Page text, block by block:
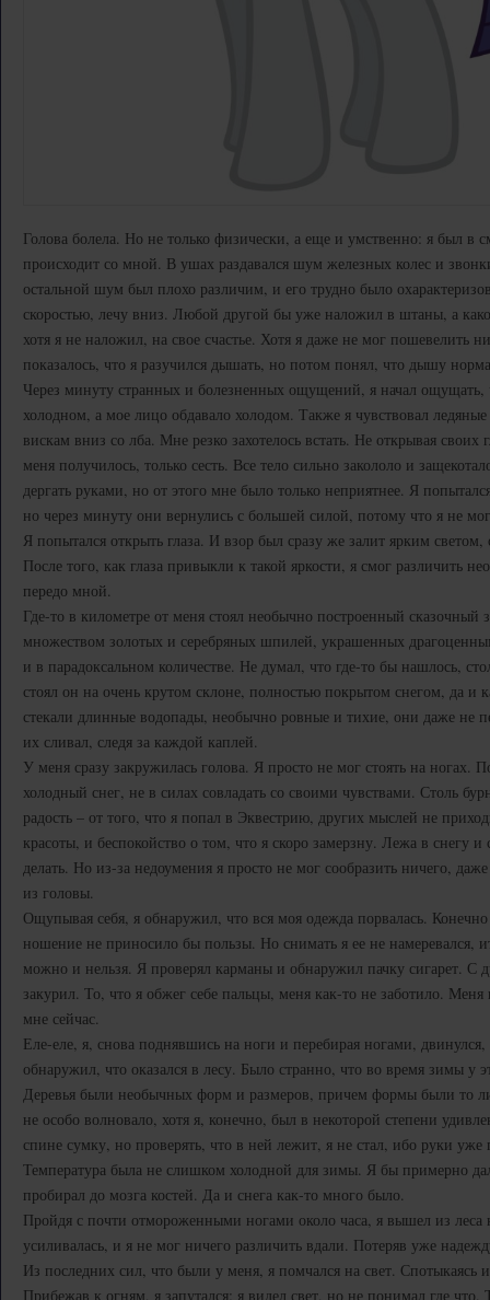
Голова болела. Но не только физически, а еще и умственно: я был в
происходит со мной. В ушах раздавался шум железных колес и
остальной шум был плохо различим, и его трудно было
скоростью, лечу вниз. Любой другой бы уже наложил в штаны, а
хотя я не наложил, на свое счастье. Хотя я даже не мог пошевелить
показалось, что я разучился дышать, но потом понял, что дышу
Через минуту странных и болезненных ощущений, я начал
холодном, а мое лицо обдавало холодом. Также я чувствовал
вискам вниз со лба. Мне резко захотелось встать. Не открывая своих
меня получилось, только сесть. Все тело сильно закололо и
дергать руками, но от этого мне было только неприятнее. Я
но через минуту они вернулись с большей силой, потому что я не
Я попытался открыть глаза. И взор был сразу же залит ярким
После того, как глаза привыкли к такой яркости, я смог различить
передо мной.
Где-то в километре от меня стоял необычно построенный сказочный
множеством золотых и серебряных шпилей, украшенных
и в парадоксальном количестве. Не думал, что где-то бы нашлось,
стоял он на очень крутом склоне, полностью покрытом снегом, да и
стекали длинные водопады, необычно ровные и тихие, они даже не
их сливал, следя за каждой каплей.
У меня сразу закружилась голова. Я просто не мог стоять на ногах.
холодный снег, не в силах совладать со своими чувствами. Столь
радость – от того, что я попал в Эквестрию, других мыслей не
красоты, и беспокойство о том, что я скоро замерзну. Лежа в снегу
делать. Но из-за недоумения я просто не мог сообразить ничего,
из головы.
Ощупывая себя, я обнаружил, что вся моя одежда порвалась.
ношение не приносило бы пользы. Но снимать я ее не намеревался,
можно и нельзя. Я проверял карманы и обнаружил пачку сигарет.
закурил. То, что я обжег себе пальцы, меня как-то не заботило. Меня
мне сейчас.
Еле-еле, я, снова поднявшись на ноги и перебирая ногами, двинулся,
обнаружил, что оказался в лесу. Было странно, что во время зимы у
Деревья были необычных форм и размеров, причем формы были то
не особо волновало, хотя я, конечно, был в некоторой степени
спине сумку, но проверять, что в ней лежит, я не стал, ибо руки уже
Температура была не слишком холодной для зимы. Я бы примерно
пробирал до мозга костей. Да и снега как-то много было.
Пройдя с почти отмороженными ногами около часа, я вышел из леса
усиливалась, и я не мог ничего различить вдали. Потеряв уже
Из последних сил, что были у меня, я помчался на свет. Спотыкаясь
Прибежав к огням, я запутался: я видел свет, но не понимал где